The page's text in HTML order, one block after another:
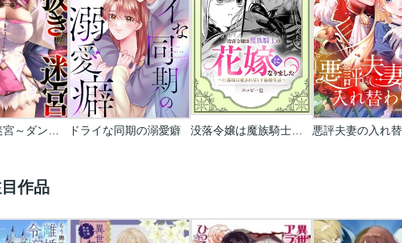
ドライな同期の溺愛癖
作品